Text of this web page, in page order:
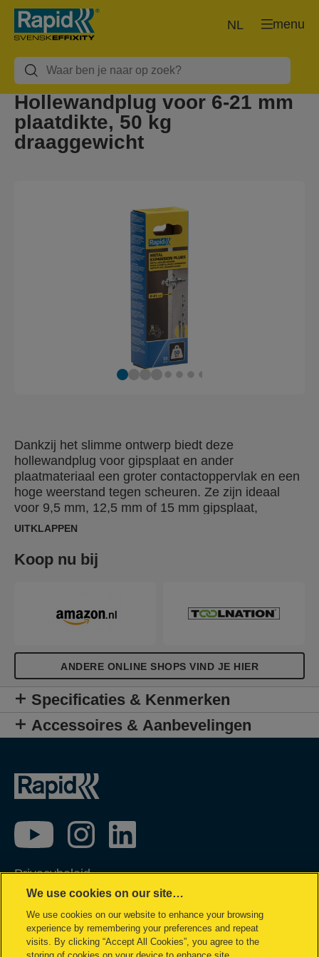
menu
NL
Hollewandplug voor 6-21 mm
plaatdikte, 50 kg
draaggewicht
Dankzij het slimme ontwerp biedt deze
hollewandplug voor gipsplaat en ander
plaatmateriaal een groter contactoppervlak en een
hoge weerstand tegen scheuren. Ze zijn ideaal
voor 9,5 mm, 12,5 mm of 15 mm gipsplaat,
spaanplaat en gipsvezelplaat, evenals kunststof-,
mm. Onze hollewandpluggen worden geleverd met
een boor en schroefbit in de juiste maat, zodat je
moeiteloze bevestiging.
UITKLAPPEN
Koop nu bij
ANDERE ONLINE SHOPS VIND JE HIER
Specificaties & Kenmerken
Accessoires & Aanbevelingen
Privacybeleid
Cookie policy
Inzage in mijn gegevens
Conformiteitsverklaringen
We use cookies on our site…
We use cookies on our website to enhance your browsing
experience by remembering your preferences and repeat
visits. By clicking “Accept All Cookies”, you agree to the